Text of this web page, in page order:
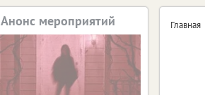
Главная
Анонс мероприятий